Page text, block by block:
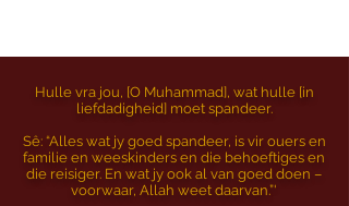
Hulle vra jou, [O Muhammad], wat hulle [in
liefdadigheid] moet spandeer.
Sê: “Alles wat jy goed spandeer, is vir ouers en
familie en weeskinders en die behoeftiges en
die reisiger. En wat jy ook al van goed doen –
voorwaar, Allah weet daarvan.”'